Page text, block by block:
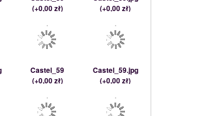
(+0,00 zł)
(+0,00 zł)
Castel_59
(+0,00 zł)
Castel_59.jpg
(+0,00 zł)